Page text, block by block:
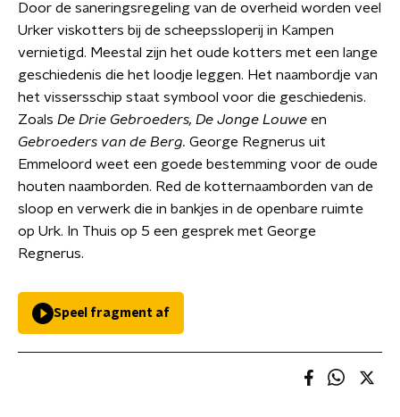
Door de saneringsregeling van de overheid worden veel
Urker viskotters bij de scheepssloperij in Kampen
vernietigd. Meestal zijn het oude kotters met een lange
geschiedenis die het loodje leggen. Het naambordje van
het vissersschip staat symbool voor die geschiedenis.
Zoals De Drie Gebroeders, De Jonge Louwe en
Gebroeders van de Berg. George Regnerus uit
Emmeloord weet een goede bestemming voor de oude
houten naamborden. Red de kotternaamborden van de
sloop en verwerk die in bankjes in de openbare ruimte
op Urk. In Thuis op 5 een gesprek met George
Regnerus.
Speel fragment af